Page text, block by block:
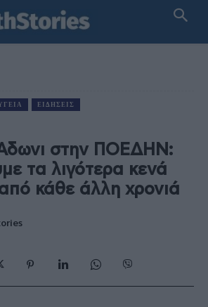
ΕΙΔΉΣΕΙΣ
στην ΠΟΕΔΗΝ:
τα λιγότερα κενά
κάθε άλλη χρονιά